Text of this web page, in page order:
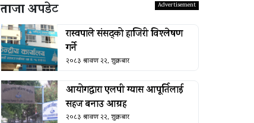
ताजा अपडेट
रास्वपाले संसद्को हाजिरी विश्लेषण
गर्ने
२०८३ श्रावण २२, शुक्रबार
आयोगद्वारा एलपी ग्यास आपूर्तिलाई
सहज बनाउ आग्रह
२०८३ श्रावण २२, शुक्रबार